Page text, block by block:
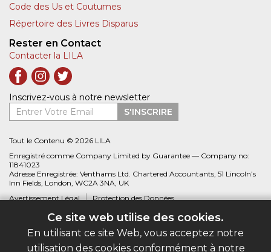
Ce site web utilise des cookies.
En utilisant ce site Web, vous acceptez notre
utilisation des cookies conformément à notre
Code des Us et Coutumes
Répertoire des Livres Disparus
Rester en Contact
Contacter la LILA
Inscrivez-vous à notre newsletter
Entrer Votre Email
S'INSCRIRE
Tout le Contenu © 2026 LILA
Enregistré comme Company Limited by Guarantee — Company no:
11841023
Adresse Enregistrée: Venthams Ltd. Chartered Accountants, 51 Lincoln’s
Inn Fields, London, WC2A 3NA, UK
Avertissement Légal
Protection des Données